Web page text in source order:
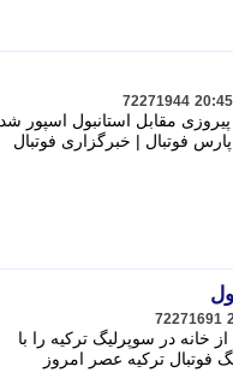
72271944
مقابل استانبول اسپور شد.
فوتبال | خبرگزاری فوتبال
72271691
خانه در سوپرلیگ ترکیه را با
فوتبال ترکیه عصر امروز